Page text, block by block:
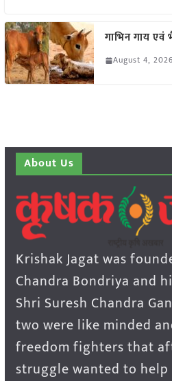
गाभिन गाय
August 4, 2026
About Us
Krishak Jagat was
Chandra Bondriya and
Shri Suresh Chandra
two were like minded
freedom fighters that
struggle wanted to